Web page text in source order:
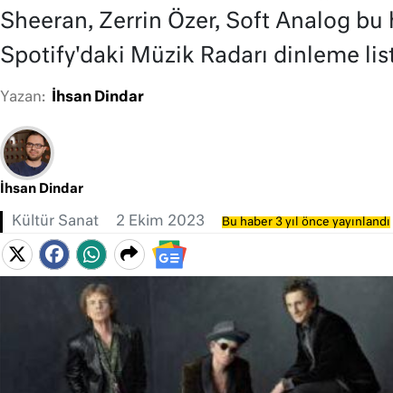
Sheeran, Zerrin Özer, Soft Analog bu
Spotify'daki Müzik Radarı dinleme
Yazan: İhsan Dindar
İhsan Dindar
Kültür Sanat 2 Ekim 2023 Bu haber 3 yıl önce yayınlandı